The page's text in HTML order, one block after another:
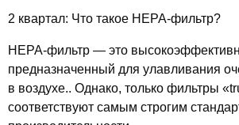
2 квартал: Что такое HEPA-фильтр?
HEPA-фильтр — это
предназначенный для улавливания
в воздухе.. Однако, только фильтры
соответствуют самым строгим